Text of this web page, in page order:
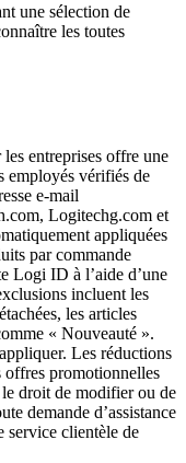
une sélection de
les toutes
entreprises offre une
employés vérifiés de
e-mail
Logitechg.com et
appliquées
par commande
Logi ID à l’aide d’une
incluent les
les articles
« Nouveauté ».
Les réductions
offres promotionnelles
droit de modifier ou de
demande d’assistance
service clientèle de